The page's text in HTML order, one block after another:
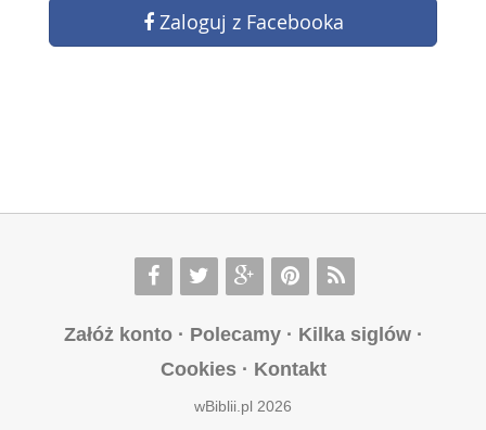
Zaloguj z Facebooka
Załóż konto· Polecamy· Kilka siglów·
Cookies· Kontakt
wBiblii.pl 2026